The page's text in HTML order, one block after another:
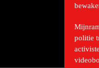
politie